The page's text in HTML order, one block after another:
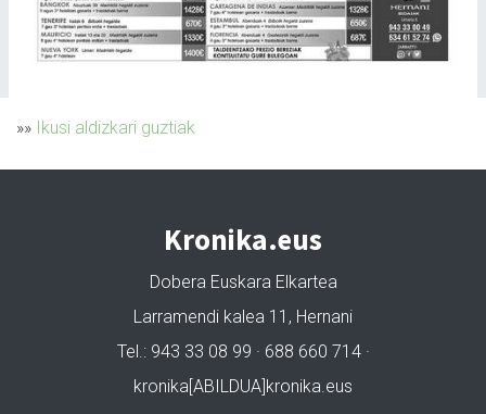
»» Ikusi aldizkari guztiak
Kronika.eus
Dobera Euskara Elkartea
Larramendi kalea 11, Hernani
Tel.: 943 33 08 99 · 688 660 714 ·
kronika[ABILDUA]kronika.eus